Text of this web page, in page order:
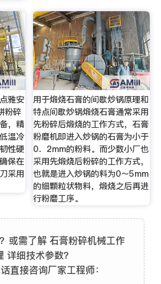
雅安
粉碎
，精
温冷
性硬
保在
采用
用于煅烧石膏的间歇炒锅原理和
特点间歇炒锅煅烧石膏通常采用
先粉碎后煅烧的工作方式，石膏
粉磨机即进入炒锅的石膏为小于
0．2mm的粉料。而少数小厂也
采用先煅烧后粉碎的工作方式，
也就是进入炒锅的料为0～5mm
的细颗粒状物料，煅烧之后再进
行粉磨工序。
或需了解 石膏粉碎机械工作
详细技术参数？
直接咨询厂家工程师：